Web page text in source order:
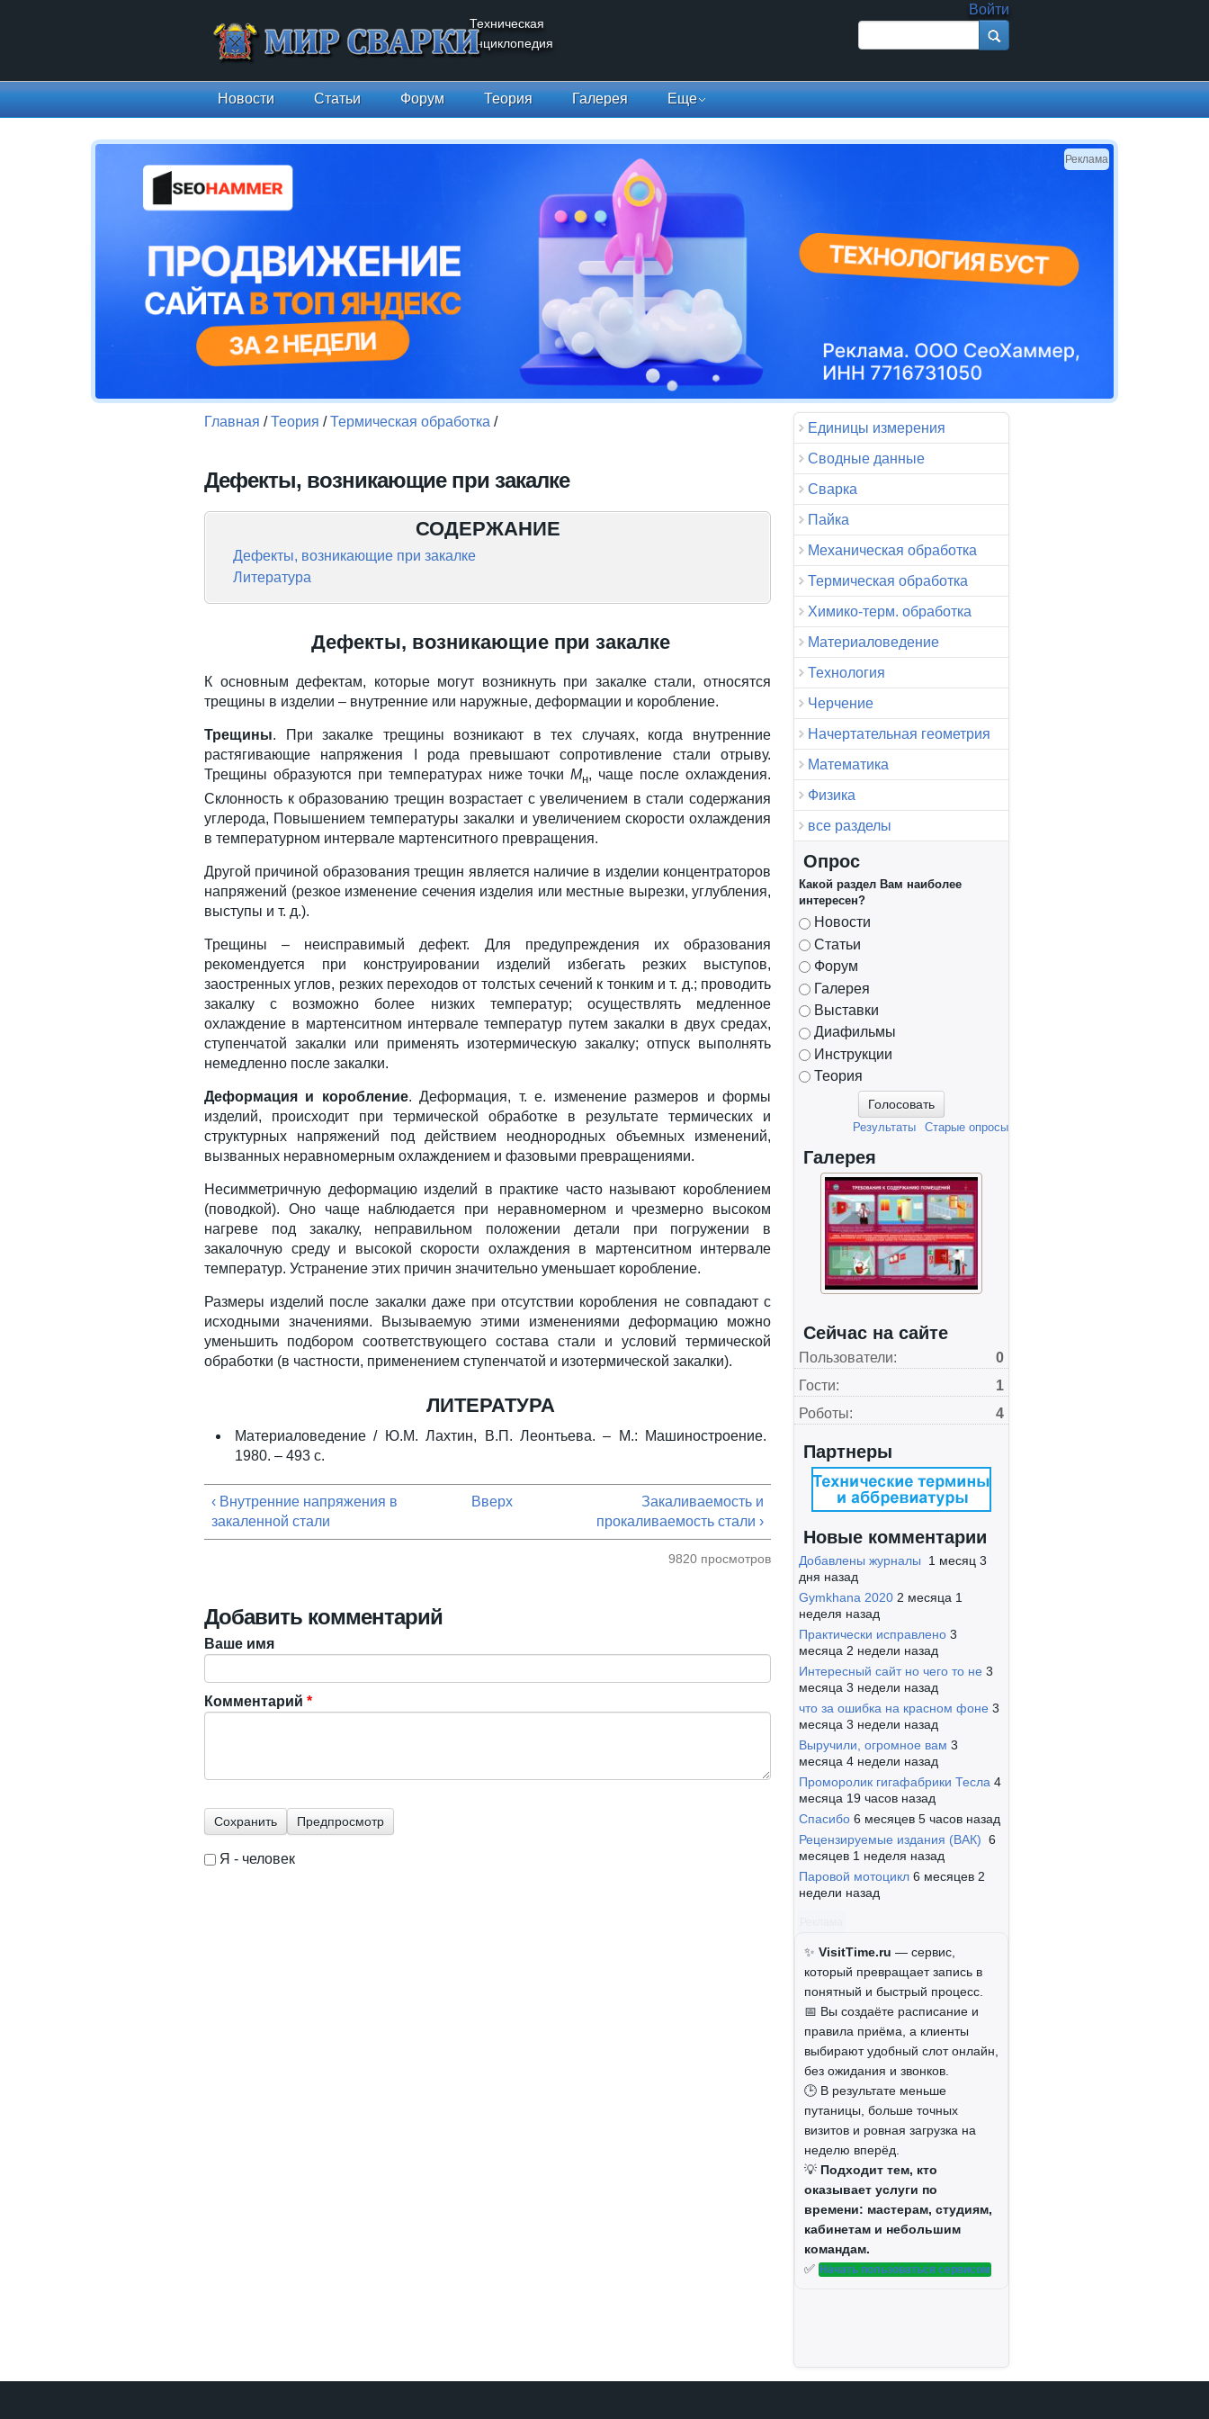
Техническая
энциклопедия
Войти
Форма поиска
Новости Статьи Форум Теория Галерея Еще
Реклама
Главная /Теория /Термическая обработка /
Дефекты, возникающие при закалке
СОДЕРЖАНИЕ
Дефекты, возникающие при закалке
Литература
Дефекты, возникающие при закалке
К основным дефектам, которые могут возникнуть при закалке стали, относятся
трещины в изделии – внутренние или наружные, деформации и коробление.
Трещины. При закалке трещины возникают в тех случаях, когда внутренние
растягивающие напряжения I рода превышают сопротивление стали отрыву.
Трещины образуются при температурах ниже точкиМн, чаще после охлаждения.
Склонность к образованию трещин возрастает с увеличением в стали содержания
углерода, Повышением температуры закалки и увеличением скорости охлаждения
в температурном интервале мартенситного превращения.
Другой причиной образования трещин является наличие в изделии концентраторов
напряжений (резкое изменение сечения изделия или местные вырезки, углубления,
выступы и т. д.).
Трещины – неисправимый дефект. Для предупреждения их образования
рекомендуется при конструировании изделий избегать резких выступов,
заостренных углов, резких переходов от толстых сечений к тонким и т. д.; проводить
закалку с возможно более низких температур; осуществлять медленное
охлаждение в мартенситном интервале температур путем закалки в двух средах,
ступенчатой закалки или применять изотермическую закалку; отпуск выполнять
немедленно после закалки.
Деформация и коробление. Деформация, т. е. изменение размеров и формы
изделий, происходит при термической обработке в результате термических и
структурных напряжений под действием неоднородных объемных изменений,
вызванных неравномерным охлаждением и фазовыми превращениями.
Несимметричную деформацию изделий в практике часто называют короблением
(поводкой). Оно чаще наблюдается при неравномерном и чрезмерно высоком
нагреве под закалку, неправильном положении детали при погружении в
закалочную среду и высокой скорости охлаждения в мартенситном интервале
температур. Устранение этих причин значительно уменьшает коробление.
Размеры изделий после закалки даже при отсутствии коробления не совпадают с
исходными значениями. Вызываемую этими изменениями деформацию можно
уменьшить подбором соответствующего состава стали и условий термической
обработки (в частности, применением ступенчатой и изотермической закалки).
ЛИТЕРАТУРА
Материаловедение / Ю.М. Лахтин, В.П. Леонтьева. – М.: Машиностроение.
1980. – 493 с.
‹ Внутренние напряжения в
закаленной стали
Вверх
Закаливаемость и
прокаливаемость стали ›
9820 просмотров
Добавить комментарий
Ваше имя
Комментарий *
Я - человек
Единицы измерения
Сводные данные
Сварка
Пайка
Механическая обработка
Термическая обработка
Химико-терм. обработка
Материаловедение
Технология
Черчение
Начертательная геометрия
Математика
Физика
все разделы
Опрос
Какой раздел Вам наиболее
интересен?
Варианты
Новости
Статьи
Форум
Галерея
Выставки
Диафильмы
Инструкции
Теория
Старые опросы
Результаты
Галерея
Сейчас на сайте
Пользователи:
0
Гости:
1
Роботы:
4
Партнеры
Новые комментарии
Добавлены журналы
1 месяц 3
дня назад
Gymkhana 2020 2 месяца 1
неделя назад
Практически исправлено 3
месяца 2 недели назад
Интересный сайт но чего то не 3
месяца 3 недели назад
что за ошибка на красном фоне 3
месяца 3 недели назад
Выручили, огромное вам 3
месяца 4 недели назад
Проморолик гигафабрики Тесла 4
месяца 19 часов назад
Спасибо 6 месяцев 5 часов назад
Рецензируемые издания (ВАК) 6
месяцев 1 неделя назад
Паровой мотоцикл 6 месяцев 2
недели назад
✨ VisitTime.ru — сервис,
который превращает запись в
понятный и быстрый процесс.
📅 Вы создаёте расписание и
правила приёма, а клиенты
выбирают удобный слот онлайн,
без ожидания и звонков.
🕒 В результате меньше
путаницы, больше точных
визитов и ровная загрузка на
неделю вперёд.
💡 Подходит тем, кто
оказывает услуги по
времени: мастерам, студиям,
кабинетам и небольшим
командам.
✅ Начать пользоваться сервисом